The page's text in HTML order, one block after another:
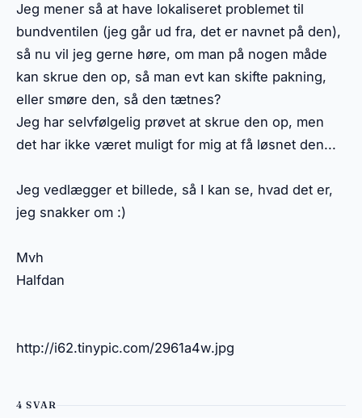
Jeg mener så at have lokaliseret problemet til
bundventilen (jeg går ud fra, det er navnet på den),
så nu vil jeg gerne høre, om man på nogen måde
kan skrue den op, så man evt kan skifte pakning,
eller smøre den, så den tætnes?
Jeg har selvfølgelig prøvet at skrue den op, men
det har ikke været muligt for mig at få løsnet den...
Jeg vedlægger et billede, så I kan se, hvad det er,
jeg snakker om :)
Mvh
Halfdan
http://i62.tinypic.com/2961a4w.jpg
4 SVAR